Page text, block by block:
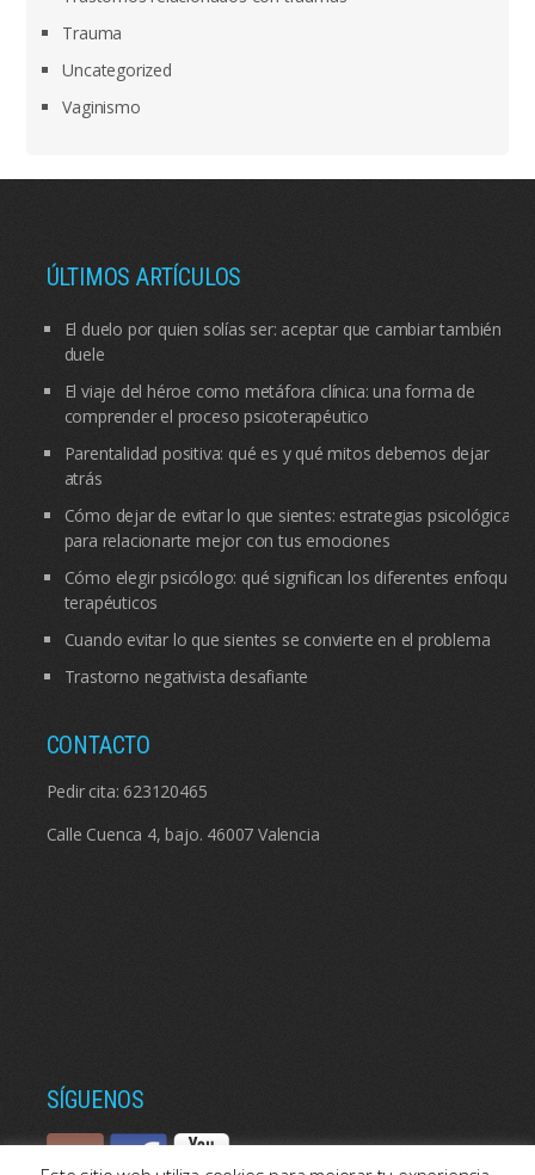
Trauma
Uncategorized
Vaginismo
ÚLTIMOS ARTÍCULOS
El duelo por quien solías ser: aceptar que cambiar también
duele
El viaje del héroe como metáfora clínica: una forma de
comprender el proceso psicoterapéutico
Parentalidad positiva: qué es y qué mitos debemos dejar
atrás
Cómo dejar de evitar lo que sientes: estrategias psicológicas
para relacionarte mejor con tus emociones
Cómo elegir psicólogo: qué significan los diferentes enfoques
terapéuticos
Cuando evitar lo que sientes se convierte en el problema
Trastorno negativista desafiante
CONTACTO
Pedir cita: 623120465
Calle Cuenca 4, bajo. 46007 Valencia
SÍGUENOS